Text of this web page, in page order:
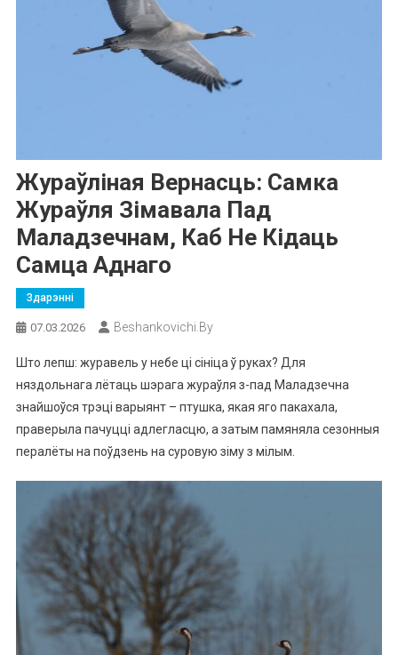
Жураўліная Вернасць: Самка
Жураўля Зімавала Пад
Маладзечнам, Каб Не Кідаць
Самца Аднаго
Здарэнні
07.03.2026 Beshankovichi.by
Што лепш: журавель у небе ці сініца ў руках? Для
няздольнага лётаць шэрага жураўля з-пад Маладзечна
знайшоўся трэці варыянт – птушка, якая яго пакахала,
праверыла пачуцці адлегласцю, а затым памяняла сезонныя
пералёты на поўдзень на суровую зіму з мілым.